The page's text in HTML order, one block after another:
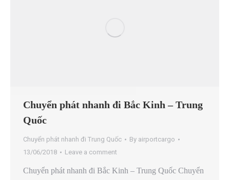
Chuyển phát nhanh đi Bắc Kinh – Trung
Quốc
Chuyển phát nhanh đi Trung Quốc By airportcargo
13/06/2018
Leave a comment
Chuyển phát nhanh đi Bắc Kinh – Trung Quốc Chuyển